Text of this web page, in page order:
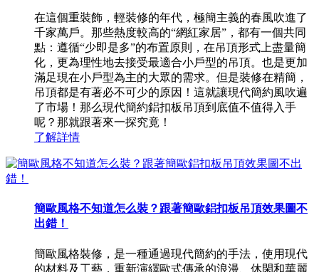
在這個重裝飾，輕裝修的年代，極簡主義的春風吹進了
千家萬戶。那些熱度較高的“網紅家居”，都有一個共同
點：遵循“少即是多”的布置原則，在吊頂形式上盡量簡
化，更為理性地去接受最適合小戶型的吊頂。也是更加
滿足現在小戶型為主的大眾的需求。但是裝修在精簡，
吊頂都是有著必不可少的原因！這就讓現代簡約風吹遍
了市場！那么現代簡約鋁扣板吊頂到底值不值得入手
呢？那就跟著來一探究竟！
了解詳情
簡歐風格不知道怎么裝？跟著簡歐鋁扣板吊頂效果圖不
出錯！
簡歐風格裝修，是一種通過現代簡約的手法，使用現代
的材料及工藝，重新演繹歐式傳承的浪漫、休閑和華麗